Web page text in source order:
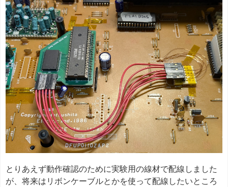
とりあえず動作確認のために実験用の線材で配線しました
が、将来はリボンケーブルとかを使って配線したいところ